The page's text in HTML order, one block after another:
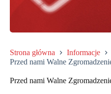
Strona główna
Informacje
Przed nami Walne
Przed nami Walne